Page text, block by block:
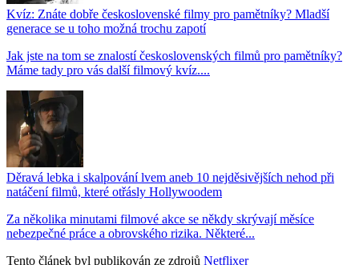
Kvíz: Znáte dobře československé filmy pro pamětníky? Mladší
generace se u toho možná trochu zapotí
Jak jste na tom se znalostí československých filmů pro pamětníky?
Máme tady pro vás další filmový kvíz....
Děravá lebka i skalpování lvem aneb 10 nejděsivějších nehod při
natáčení filmů, které otřásly Hollywoodem
Za několika minutami filmové akce se někdy skrývají měsíce
nebezpečné práce a obrovského rizika. Některé...
Tento článek byl publikován ze zdrojů Netflixer